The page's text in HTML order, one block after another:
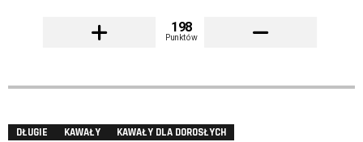
198
Punktów
DŁUGIE KAWAŁY KAWAŁY DLA DOROSŁYCH